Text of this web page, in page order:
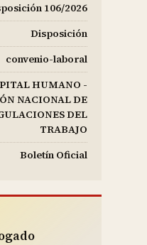
106/2026
Disposición
convenio-laboral
HUMANO -
NACIONAL DE
DEL
TRABAJO
Boletín Oficial